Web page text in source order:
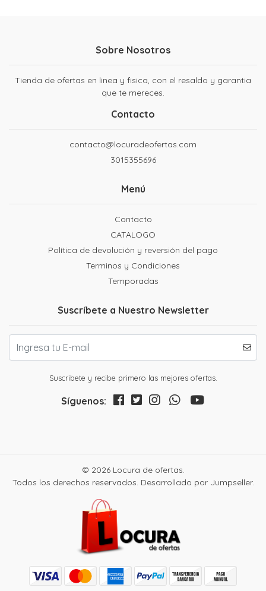
Sobre Nosotros
Tienda de ofertas en linea y fisica, con el resaldo y garantia
que te mereces.
Contacto
contacto@locuradeofertas.com
3015355696
Menú
Contacto
CATALOGO
Política de devolución y reversión del pago
Terminos y Condiciones
Temporadas
Suscríbete a Nuestro Newsletter
Suscribete y recibe primero las mejores ofertas.
Síguenos:
© 2026 Locura de ofertas.
Todos los derechos reservados. Desarrollado por Jumpseller.